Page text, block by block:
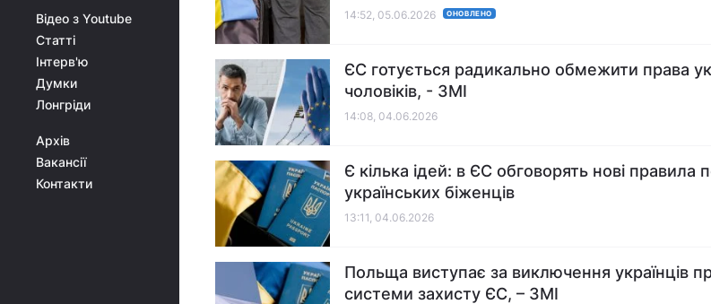
Відео з Youtube
Статті
Інтерв'ю
Думки
Лонгріди
Архів
Вакансії
Контакти
14:52, 05.06.2026 ОНОВЛЕНО
ЄС готується радикально обмежити права
чоловіків, - ЗМІ
14:08, 04.06.2026
Є кілька ідей: в ЄС обговорять нові правила
українських біженців
13:11, 04.06.2026
Польща виступає за виключення українців
системи захисту ЄС, – ЗМІ